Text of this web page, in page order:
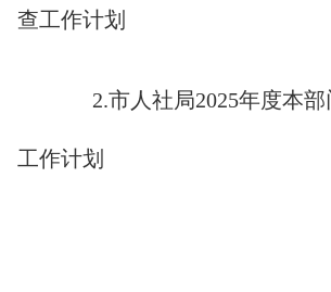
查工作计划
2.市人社局2025年度本
工作计划